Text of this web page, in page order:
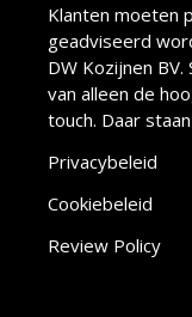
Klanten moeten
geadviseerd
DW Kozijnen BV.
van alleen de
touch. Daar
Privacybeleid
Cookiebeleid
Review Policy